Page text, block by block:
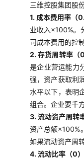
三维控股集团股
1. 成本费用率（
业收入×100%。
司成本费用的控
2. 存货周转率
是企业营运能力
强，资产获取利
水平以下，表明
组合。企业要千
3. 流动资产周转
资产总额×100%
如果流动资产周
4. 流动比率（0）